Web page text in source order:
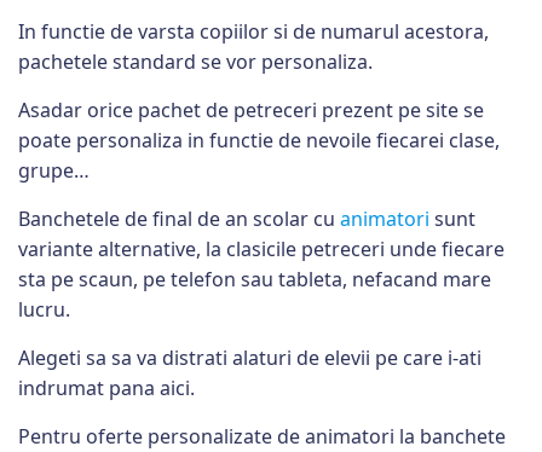
In functie de varsta copiilor si de numarul acestora,
pachetele standard se vor personaliza.
Asadar orice pachet de petreceri prezent pe site se
poate personaliza in functie de nevoile fiecarei clase,
grupe…
Banchetele de final de an scolar cu animatori sunt
variante alternative, la clasicile petreceri unde fiecare
sta pe scaun, pe telefon sau tableta, nefacand mare
lucru.
Alegeti sa sa va distrati alaturi de elevii pe care i-ati
indrumat pana aici.
Pentru oferte personalizate de animatori la banchete